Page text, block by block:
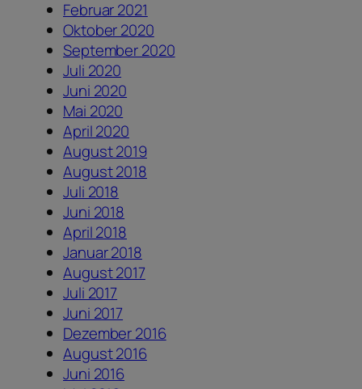
Februar 2021
Oktober 2020
September 2020
Juli 2020
Juni 2020
Mai 2020
April 2020
August 2019
August 2018
Juli 2018
Juni 2018
April 2018
Januar 2018
August 2017
Juli 2017
Juni 2017
Dezember 2016
August 2016
Juni 2016